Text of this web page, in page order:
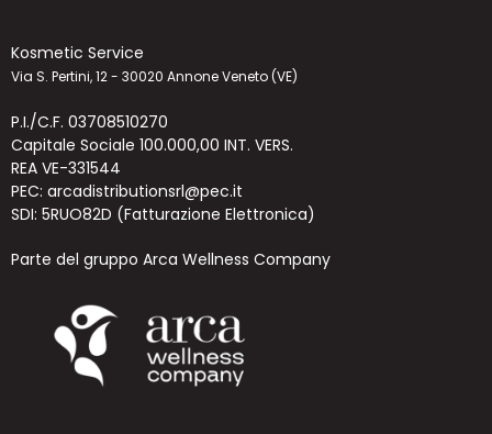
Kosmetic Service
Via S. Pertini, 12 - 30020 Annone Veneto (VE)
P.I./C.F. 03708510270
Capitale Sociale 100.000,00 INT. VERS.
REA VE-331544
PEC: arcadistributionsrl@pec.it
SDI: 5RUO82D (Fatturazione Elettronica)
Parte del gruppo Arca Wellness Company